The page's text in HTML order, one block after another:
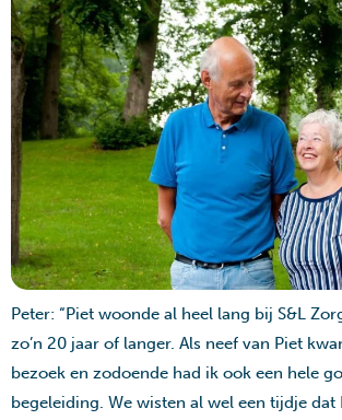
Peter: “Piet woonde al heel lang bij S&L
zo’n 20 jaar of langer. Als neef van Piet
bezoek en zodoende had ik ook een hele
begeleiding. We wisten al wel een tijdje dat